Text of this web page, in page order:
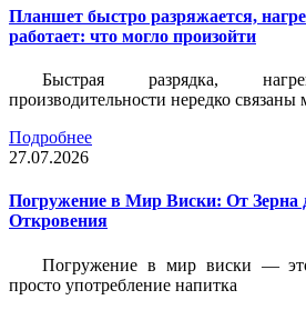
Планшет быстро разряжается,
работает: что могло произойти
Быстрая разрядка,
производительности нередко связаны
Подробнее
27.07.2026
Погружение в Мир Виски: От Зерна
Откровения
Погружение в мир виски —
просто употребление напитка